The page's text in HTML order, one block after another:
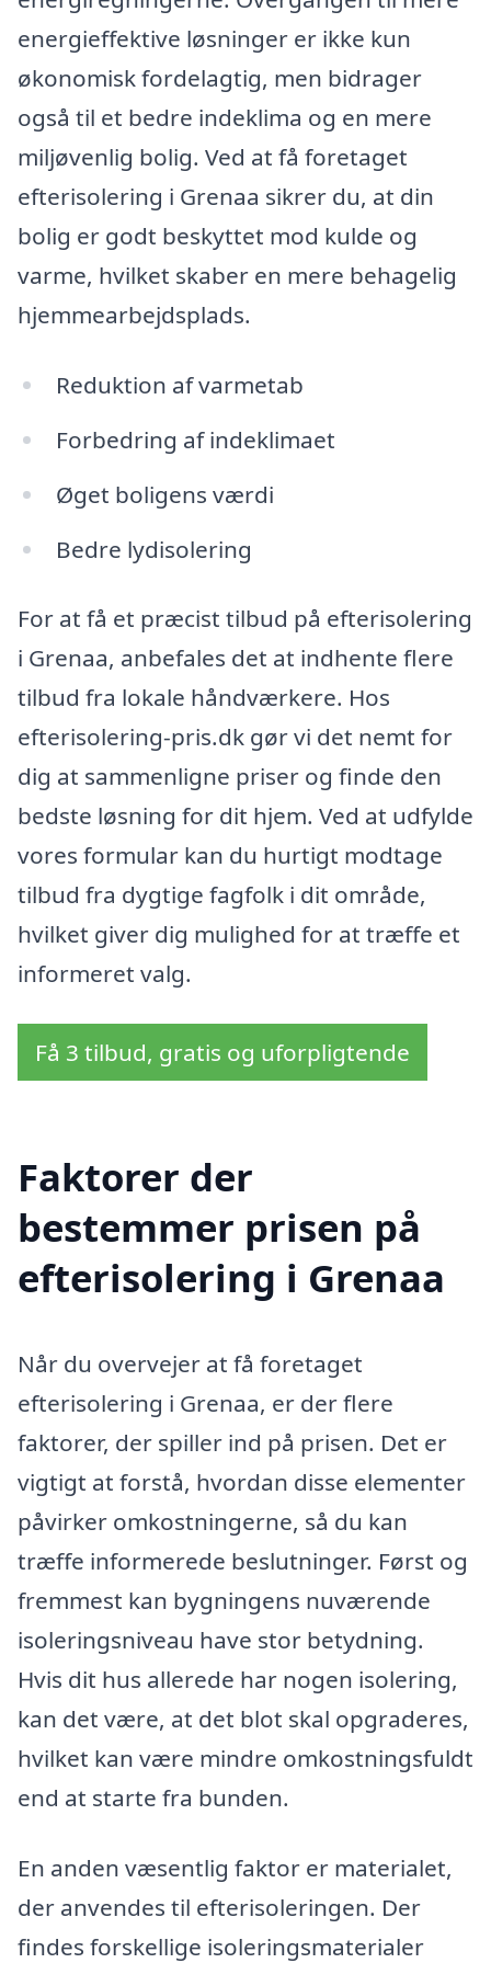
energieffektive løsninger er ikke kun
økonomisk fordelagtig, men bidrager
også til et bedre indeklima og en mere
miljøvenlig bolig. Ved at få foretaget
efterisolering i Grenaa sikrer du, at din
bolig er godt beskyttet mod kulde og
varme, hvilket skaber en mere behagelig
hjemmearbejdsplads.
Reduktion af varmetab
Forbedring af indeklimaet
Øget boligens værdi
Bedre lydisolering
For at få et præcist tilbud på efterisolering
i Grenaa, anbefales det at indhente flere
tilbud fra lokale håndværkere. Hos
efterisolering-pris.dk gør vi det nemt for
dig at sammenligne priser og finde den
bedste løsning for dit hjem. Ved at udfylde
vores formular kan du hurtigt modtage
tilbud fra dygtige fagfolk i dit område,
hvilket giver dig mulighed for at træffe et
informeret valg.
Få 3 tilbud, gratis og uforpligtende
Faktorer der
bestemmer prisen på
efterisolering i Grenaa
Når du overvejer at få foretaget
efterisolering i Grenaa, er der flere
faktorer, der spiller ind på prisen. Det er
vigtigt at forstå, hvordan disse elementer
påvirker omkostningerne, så du kan
træffe informerede beslutninger. Først og
fremmest kan bygningens nuværende
isoleringsniveau have stor betydning.
Hvis dit hus allerede har nogen isolering,
kan det være, at det blot skal opgraderes,
hvilket kan være mindre omkostningsfuldt
end at starte fra bunden.
En anden væsentlig faktor er materialet,
der anvendes til efterisoleringen. Der
findes forskellige isoleringsmaterialer